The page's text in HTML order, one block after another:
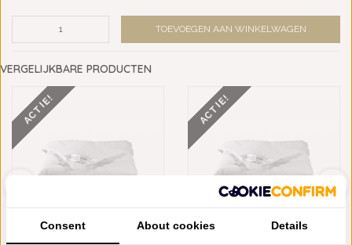
TOEVOEGEN AAN WINKELWAGEN
VERGELIJKBARE PRODUCTEN
ACTIE! ACTIE!
Consent About cookies Details